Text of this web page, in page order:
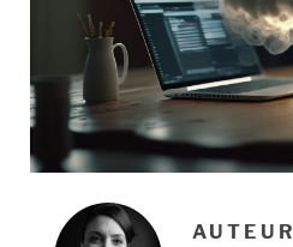
AUTEUR